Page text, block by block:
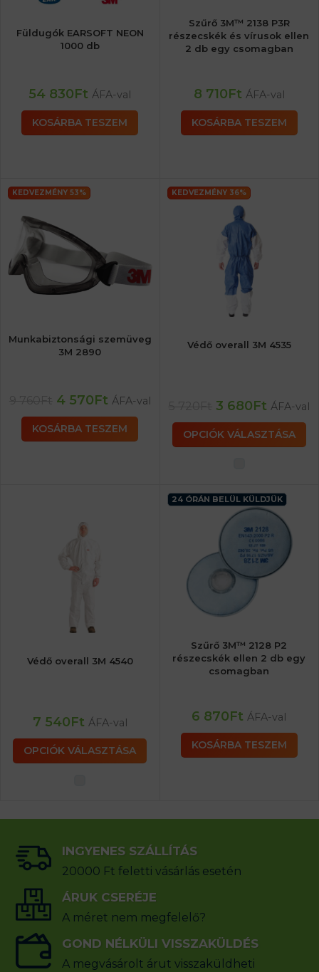
Füldugók EARSOFT NEON
1000 db
54 830Ft ÁFA-val
KOSÁRBA TESZEM
Szűrő 3M™ 2138 P3R
részecskék és vírusok ellen
2 db egy csomagban
8 710Ft ÁFA-val
KOSÁRBA TESZEM
KEDVEZMÉNY 53%
Munkabiztonsági szemüveg
3M 2890
4 570Ft ÁFA-val
KOSÁRBA TESZEM
KEDVEZMÉNY 36%
Védő overall 3M 4535
3 680Ft ÁFA-val
OPCIÓK VÁLASZTÁSA
Védő overall 3M 4540
7 540Ft ÁFA-val
OPCIÓK VÁLASZTÁSA
24 ÓRÁN BELÜL KÜLDJÜK
Szűrő 3M™ 2128 P2
részecskék ellen 2 db egy
csomagban
6 870Ft ÁFA-val
KOSÁRBA TESZEM
INGYENES SZÁLLÍTÁS
20000 Ft feletti vásárlás esetén
ÁRUK CSERÉJE
A méret nem megfelelő?
GOND NÉLKÜLI VISSZAKÜLDÉS
A megvásárolt árut visszaküldheti